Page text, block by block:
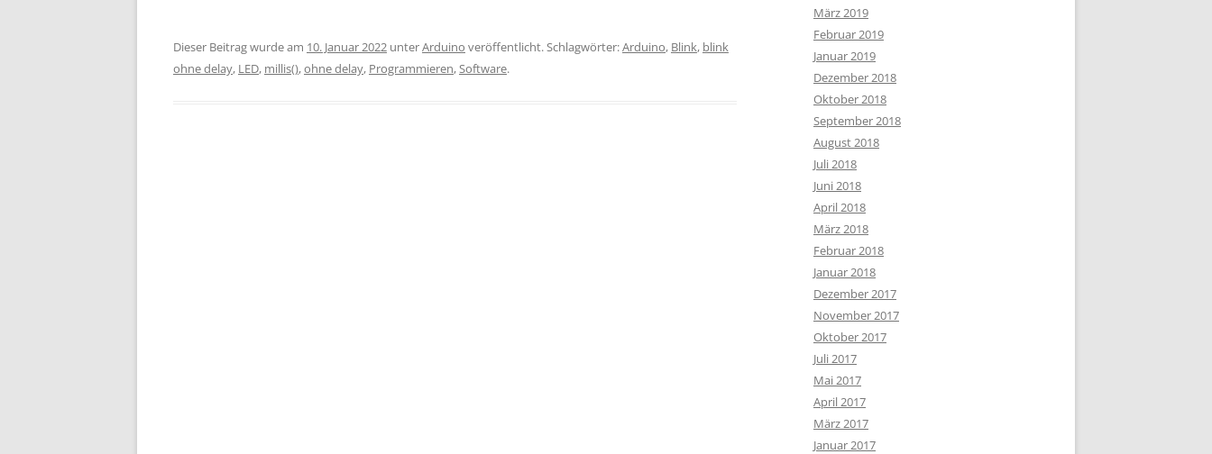
Dieser Beitrag wurde am 10. Januar 2022 unterArduino veröffentlicht. Schlagwörter:Arduino, Blink, blink
ohne delay, LED, millis(),ohne delay, Programmieren,Software.
März 2019
Februar 2019
Januar 2019
Dezember 2018
Oktober 2018
September 2018
August 2018
Juli 2018
Juni 2018
April 2018
März 2018
Februar 2018
Januar 2018
Dezember 2017
November 2017
Oktober 2017
Juli 2017
Mai 2017
April 2017
März 2017
Januar 2017